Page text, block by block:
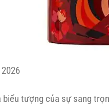
biểu tượng của sự sang